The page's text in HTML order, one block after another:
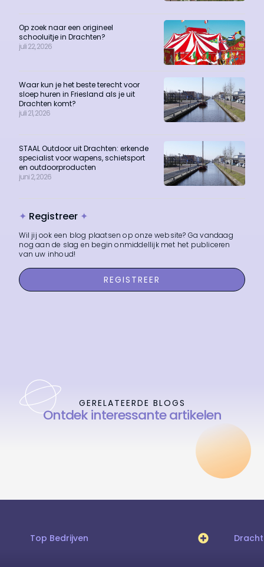
Op zoek naar een origineel
schooluitje in Drachten?
juli 22, 2026
Waar kun je het beste terecht voor
sloep huren in Friesland als je uit
Drachten komt?
juli 21, 2026
STAAL Outdoor uit Drachten: erkende
specialist voor wapens, schietsport
en outdoorproducten
juni 2, 2026
✦ Registreer ✦
Wil jij ook een blog plaatsen op onze website? Ga vandaag
nog aan de slag en begin onmiddellijk met het publiceren
van uw inhoud!
REGISTREER
GERELATEERDE BLOGS
Ontdek interessante artikelen
Top Bedrijven